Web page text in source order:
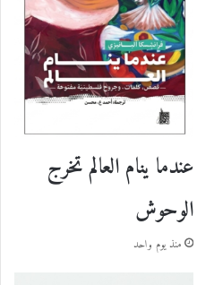
عندما ينام العالم تخرج
الوحوش
منذ يوم واحد